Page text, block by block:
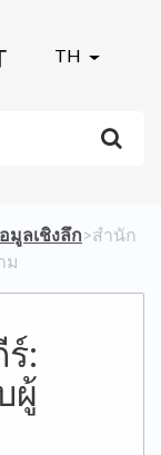
TH
มูลเชิงลึก​>​ สำนัก
ม
:
ผู้